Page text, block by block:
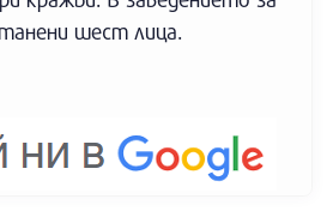
шест лица.